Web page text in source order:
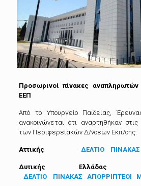
Προσωρινοί πίνακες
ΕΕΠ
Από το Υπουργείο Παιδείας,
ανακοινώνεται ότι αναρτηθήκαν στις
των Περιφερειακών Δ/νσεων Εκπ/σης:
Αττικής ΔΕΛΤΙΟ ΠΙΝΑΚΑΣ
Δυτικής
ΔΕΛΤΙΟ
ΠΙΝΑΚΑΣ ΑΠΟΡΡΙΠΤΕΟΙ